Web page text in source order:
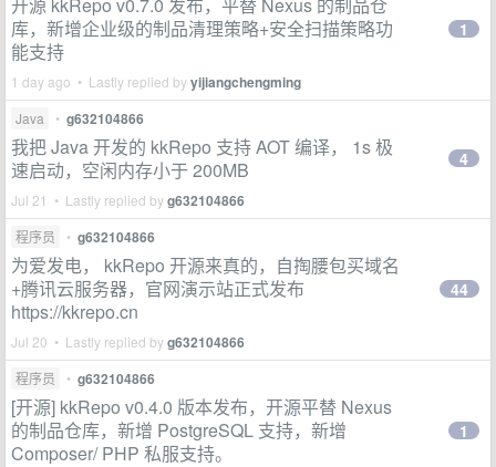
库，新增企业级的制品清理策略+安全扫描策略功
能支持
1 day ago • Lastly replied byyijiangchengming
1
Java • g632104866
我把 Java 开发的 kkRepo 支持 AOT 编译， 1s 极
速启动，空闲内存小于 200MB
Jul 21 • Lastly replied byg632104866
4
程序员 • g632104866
为爱发电， kkRepo 开源来真的，自掏腰包买域名
+腾讯云服务器，官网演示站正式发布
https://kkrepo.cn
Jul 20 • Lastly replied byg632104866
44
程序员 • g632104866
[开源] kkRepo v0.4.0 版本发布，开源平替 Nexus
的制品仓库，新增 PostgreSQL 支持，新增
Composer/ PHP 私服支持。
1